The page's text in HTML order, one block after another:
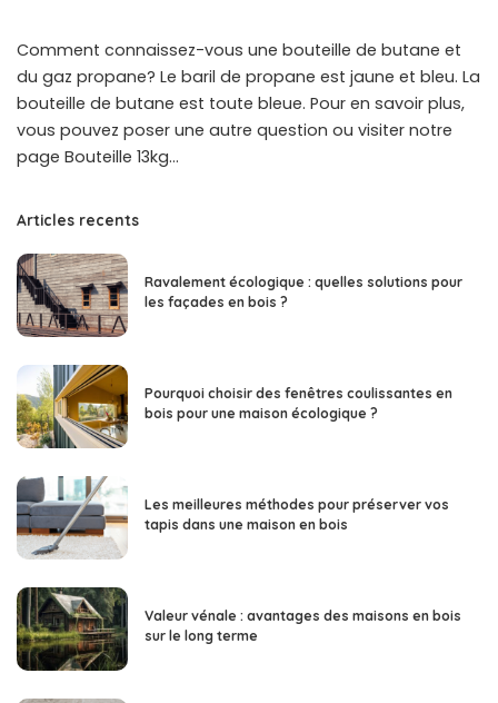
Comment connaissez-vous une bouteille de butane et
du gaz propane? Le baril de propane est jaune et bleu. La
bouteille de butane est toute bleue. Pour en savoir plus,
vous pouvez poser une autre question ou visiter notre
page Bouteille 13kg…
Articles recents
Ravalement écologique : quelles solutions pour
les façades en bois ?
Pourquoi choisir des fenêtres coulissantes en
bois pour une maison écologique ?
Les meilleures méthodes pour préserver vos
tapis dans une maison en bois
Valeur vénale : avantages des maisons en bois
sur le long terme